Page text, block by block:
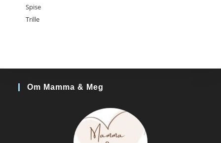
Spise
Trille
Om Mamma & Meg